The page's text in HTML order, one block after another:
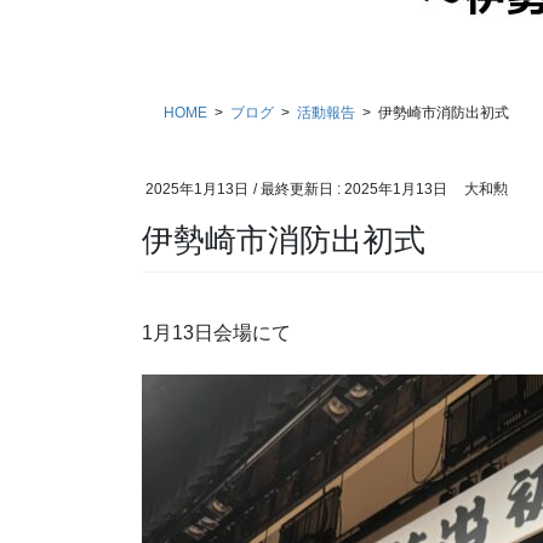
HOME ブログ 活動報告 伊勢崎市消防出初式
2025年1月13日 / 最終更新日 : 2025年1月13日 大和勲
伊勢崎市消防出初式
1月13日会場にて